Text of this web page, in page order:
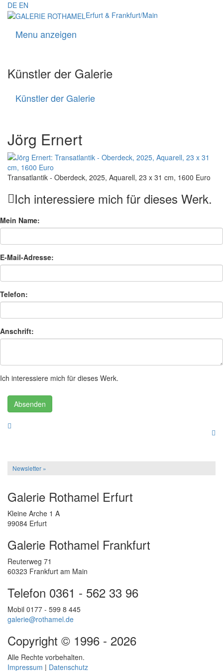
DE EN
Erfurt & Frankfurt/Main
Menu anzeigen
Künstler der Galerie
Künstler der Galerie
Jörg Ernert
Transatlantik - Oberdeck, 2025, Aquarell, 23 x 31 cm, 1600 Euro
Ich interessiere mich für dieses Werk.
Mein Name:
E-Mail-Adresse:
Telefon:
Anschrift:
Ich interessiere mich für dieses Werk.
Absenden
Newsletter »
Galerie Rothamel Erfurt
Kleine Arche 1 A
99084 Erfurt
Galerie Rothamel Frankfurt
Reuterweg 71
60323 Frankfurt am Main
Telefon 0361 - 562 33 96
Mobil 0177 - 599 8 445
galerie@rothamel.de
Copyright © 1996 - 2026
Alle Rechte vorbehalten.
Impressum | Datenschutz